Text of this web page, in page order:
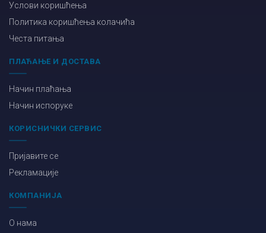
Услови коришћења
Политика коришћења колачића
Честа питања
ПЛАЋАЊЕ И ДОСТАВА
Начин плаћања
Начин испоруке
КОРИСНИЧКИ СЕРВИС
Пријавите се
Рекламације
КОМПАНИЈА
О нама